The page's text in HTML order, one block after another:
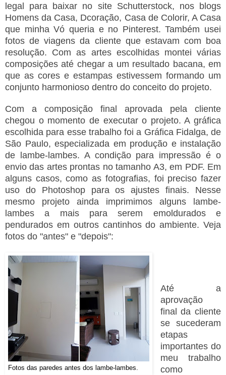
legal para baixar no site Schutterstock, nos blogs
Homens da Casa, Dcoração, Casa de Colorir, A Casa
que minha Vó queria e no Pinterest. Também usei
fotos de viagens da cliente que estavam com boa
resolução. Com as artes escolhidas montei várias
composições até chegar a um resultado bacana, em
que as cores e estampas estivessem formando um
conjunto harmonioso dentro do conceito do projeto.
Com a composição final aprovada pela cliente
chegou o momento de executar o projeto. A gráfica
escolhida para esse trabalho foi a Gráfica Fidalga, de
São Paulo, especializada em produção e instalação
de lambe-lambes. A condição para impressão é o
envio das artes prontas no tamanho A3, em PDF. Em
alguns casos, como as fotografias, foi preciso fazer
uso do Photoshop para os ajustes finais. Nesse
mesmo projeto ainda imprimimos alguns lambe-
lambes a mais para serem emoldurados e
pendurados em outros cantinhos do ambiente. Veja
fotos do "antes" e "depois":
Fotos das paredes antes dos lambe-lambes.
Até a
aprovação
final da cliente
se sucederam
etapas
importantes do
meu trabalho
como